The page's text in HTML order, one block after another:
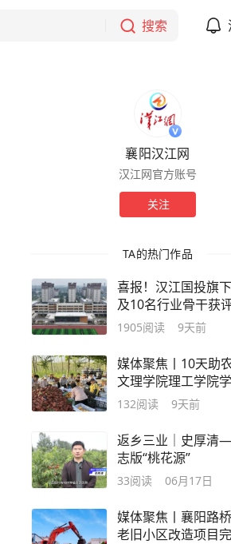
搜索
襄阳汉江网
汉江网官方账号
关注
TA的热门作品
喜报！汉江国投旗
及10名行业骨干获
咨询服务行业突出贡
1905阅读 9天前
媒体聚焦丨10天助
文理学院理工学院
能枣阳皇桃
132阅读 9天前
返乡三业｜史厚清
志版“桃花源”
33阅读 06月17日
媒体聚焦丨襄阳路
老旧小区改造项目完